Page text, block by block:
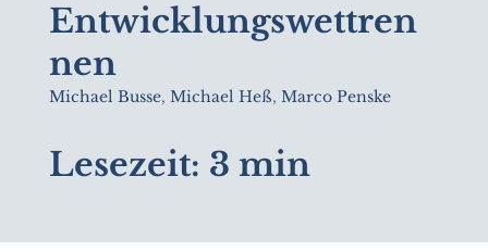
Entwicklungswettren
nen
Michael Busse, Michael Heß, Marco Penske
Lesezeit: 3 min